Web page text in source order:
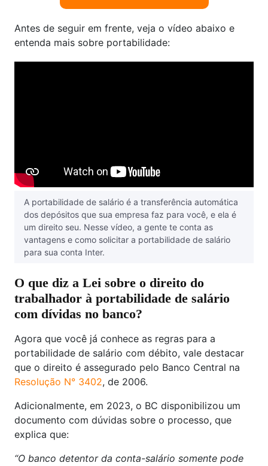
Antes de seguir em frente, veja o vídeo abaixo e
entenda mais sobre portabilidade:
A portabilidade de salário é a transferência automática
dos depósitos que sua empresa faz para você, e ela é
um direito seu. Nesse vídeo, a gente te conta as
vantagens e como solicitar a portabilidade de salário
para sua conta Inter.
O que diz a Lei sobre o direito do
trabalhador à portabilidade de salário
com dívidas no banco?
Agora que você já conhece as regras para a
portabilidade de salário com débito, vale destacar
que o direito é assegurado pelo Banco Central na
Resolução N° 3402, de 2006.
Adicionalmente, em 2023, o BC disponibilizou um
documento com dúvidas sobre o processo, que
explica que:
“​O banco detentor da conta-salário somente pode